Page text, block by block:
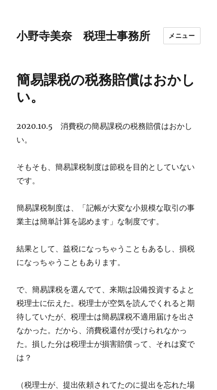
小野寺美奈 税理士事務所 メニュー
簡易課税の税務賠償はおかし
い。
2020.10.5 消費税の簡易課税の税務賠償はおかし
い。
そもそも、簡易課税制度は節税を目的としていない
です。
簡易課税制度は、「記帳が大変な小規模な取引の事
業主は簡単計算を認めます」な制度です。
結果として、益税になっちゃうこともあるし、損税
になっちゃうこともあります。
で、簡易課税を選んでて、来期は設備投資するよと
税理士に伝えた。税理士が空気を読んでくれると期
待していたが、税理士は簡易課税不適用届けを出さ
なかった。だから、消費税還付が受けられなかっ
た。損した分は税理士が損害賠償って、それは変で
は？
（税理士が、提出依頼されてたのに提出を忘れた場